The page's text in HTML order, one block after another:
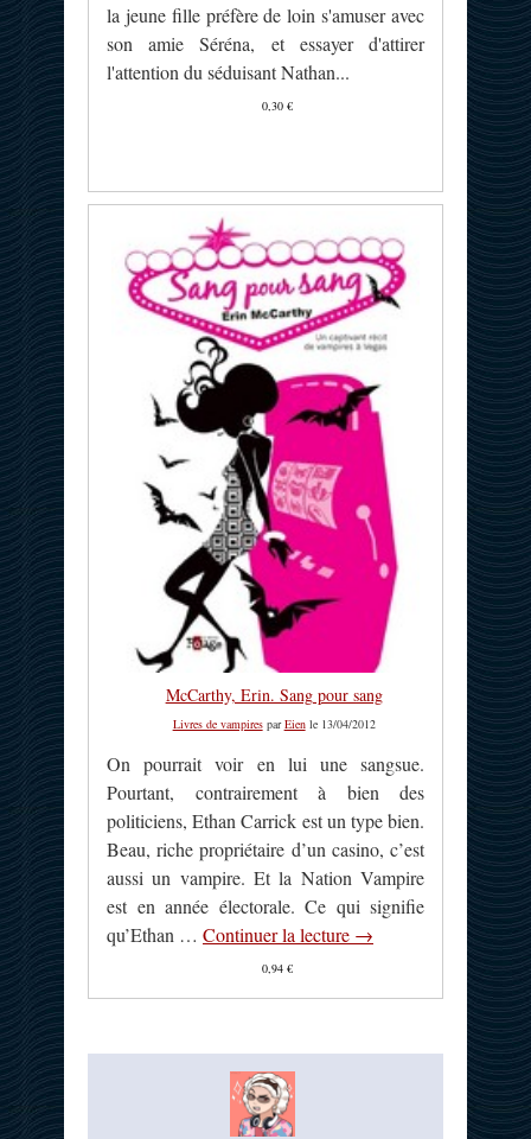
la jeune fille préfère de loin s'amuser avec
son amie Séréna, et essayer d'attirer
l'attention du séduisant Nathan...
0,30 €
McCarthy, Erin. Sang pour sang
Livres de vampiresparEienle 13/04/2012
On pourrait voir en lui une sangsue.
Pourtant, contrairement à bien des
politiciens, Ethan Carrick est un type bien.
Beau, riche propriétaire d’un casino, c’est
aussi un vampire. Et la Nation Vampire
est en année électorale. Ce qui signifie
qu’Ethan … Continuer la lecture →
0,94 €